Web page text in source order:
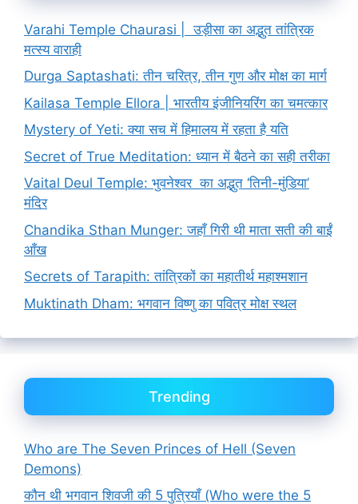
Varahi Temple Chaurasi | उड़ीसा का अद्भुत तांत्रिक
मत्स्य वाराही
Durga Saptashati: तीन चरित्र, तीन गुण और मोक्ष का मार्ग
Kailasa Temple Ellora | भारतीय इंजीनियरिंग का चमत्कार
Mystery of Yeti: क्या सच में हिमालय में रहता है यति
Secret of True Meditation: ध्यान में बैठने का सही तरीका
Vaital Deul Temple: भुवनेश्वर का अद्भुत ‘तिनी-मुंडिया’
मंदिर
Chandika Sthan Munger: जहाँ गिरी थी माता सती की बाईं
आँख
Secrets of Tarapith: तांत्रिकों का महातीर्थ महाश्मशान
Muktinath Dham: भगवान विष्णु का पवित्र मोक्ष स्थल
Trending
Who are The Seven Princes of Hell (Seven
Demons)
कौन थी भगवान शिवजी की 5 पुत्रियाँ (Who were the 5